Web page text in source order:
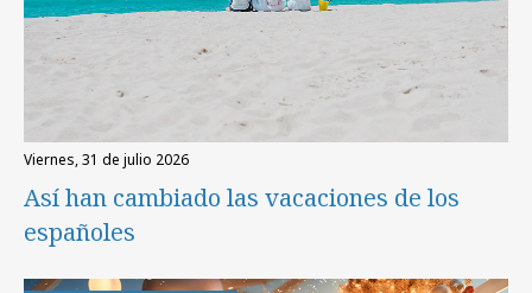
viernes, 31 de julio 2026
Así han cambiado las vacaciones de los
españoles